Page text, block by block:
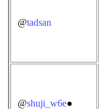
@tadsan
@shuji_w6e●